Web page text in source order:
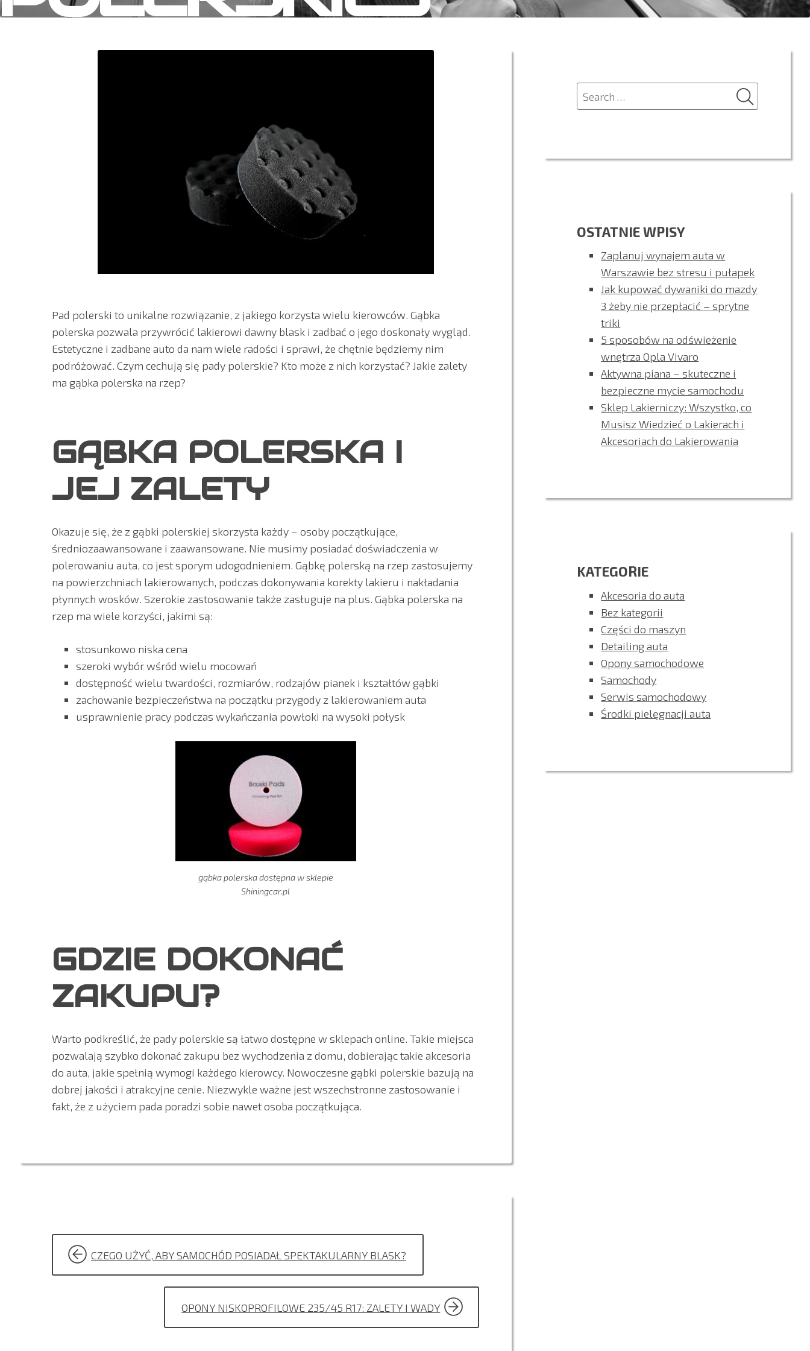
Pad polerski to unikalne rozwiązanie, z jakiego korzysta wielu kierowców. Gąbka
polerska pozwala przywrócić lakierowi dawny blask i zadbać o jego doskonały wygląd.
Estetyczne i zadbane auto da nam wiele radości i sprawi, że chętnie będziemy nim
podróżować. Czym cechują się pady polerskie? Kto może z nich korzystać? Jakie zalety
ma gąbka polerska na rzep?
GĄBKA POLERSKA I
JEJ ZALETY
Okazuje się, że z gąbki polerskiej skorzysta każdy – osoby początkujące,
średniozaawansowane i zaawansowane. Nie musimy posiadać doświadczenia w
polerowaniu auta, co jest sporym udogodnieniem. Gąbkę polerską na rzep zastosujemy
na powierzchniach lakierowanych, podczas dokonywania korekty lakieru i nakładania
płynnych wosków. Szerokie zastosowanie także zasługuje na plus. Gąbka polerska na
rzep ma wiele korzyści, jakimi są:
stosunkowo niska cena
szeroki wybór wśród wielu mocowań
dostępność wielu twardości, rozmiarów, rodzajów pianek i kształtów gąbki
zachowanie bezpieczeństwa na początku przygody z lakierowaniem auta
usprawnienie pracy podczas wykańczania powłoki na wysoki połysk
gąbka polerska dostępna w sklepie
Shiningcar.pl
GDZIE DOKONAĆ
ZAKUPU?
Warto podkreślić, że pady polerskie są łatwo dostępne w sklepach online. Takie miejsca
pozwalają szybko dokonać zakupu bez wychodzenia z domu, dobierając takie akcesoria
do auta, jakie spełnią wymogi każdego kierowcy. Nowoczesne gąbki polerskie bazują na
dobrej jakości i atrakcyjne cenie. Niezwykle ważne jest wszechstronne zastosowanie i
fakt, że z użyciem pada poradzi sobie nawet osoba początkująca.
NAWIGACJA
WPISU
CZEGO UŻYĆ, ABY SAMOCHÓD POSIADAŁ SPEKTAKULARNY BLASK?
OPONY NISKOPROFILOWE 235/45 R17: ZALETY I WADY
Search
for:
SEARCH
OSTATNIE WPISY
Zaplanuj wynajem auta w
Warszawie bez stresu i pułapek
Jak kupować dywaniki do mazdy
3 żeby nie przepłacić – sprytne
triki
5 sposobów na odświeżenie
wnętrza Opla Vivaro
Aktywna piana – skuteczne i
bezpieczne mycie samochodu
Sklep Lakierniczy: Wszystko, co
Musisz Wiedzieć o Lakierach i
Akcesoriach do Lakierowania
KATEGORIE
Akcesoria do auta
Bez kategorii
Części do maszyn
Detailing auta
Opony samochodowe
Samochody
Serwis samochodowy
Środki pielęgnacji auta